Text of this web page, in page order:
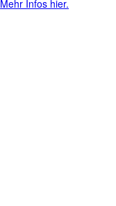
Mehr Infos hier.